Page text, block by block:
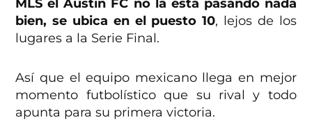
MLS el Austin FC no la esta pasando nada
bien, se ubica en el puesto 10, lejos de los
lugares a la Serie Final.
Así que el equipo mexicano llega en mejor
momento futbolístico que su rival y todo
apunta para su primera victoria.